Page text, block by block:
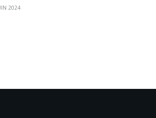
2024